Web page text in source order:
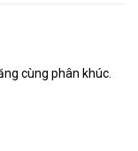
cùng phân khúc.